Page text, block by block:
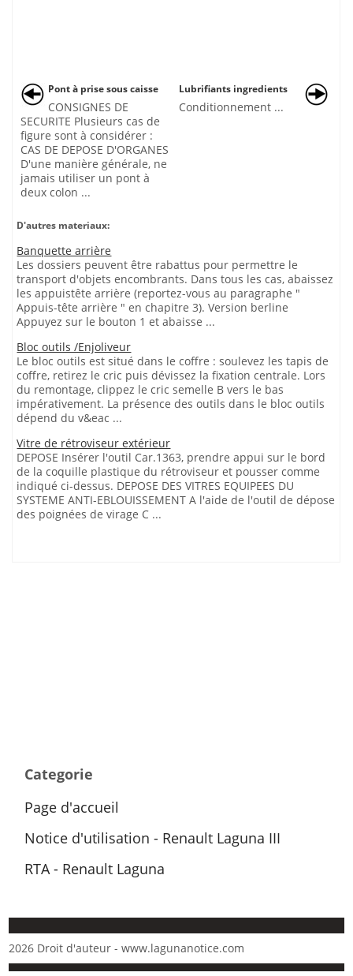
Pont à prise sous caisse
CONSIGNES DE
SECURITE Plusieurs cas de
figure sont à considérer :
CAS DE DEPOSE D'ORGANES
D'une manière générale, ne
jamais utiliser un pont à
deux colon ...
Lubrifiants ingredients
Conditionnement ...
D'autres materiaux:
Banquette arrière
Les dossiers peuvent être rabattus pour permettre le
transport d'objets encombrants. Dans tous les cas, abaissez
les appuistête arrière (reportez-vous au paragraphe "
Appuis-tête arrière " en chapitre 3). Version berline
Appuyez sur le bouton 1 et abaisse ...
Bloc outils /Enjoliveur
Le bloc outils est situé dans le coffre : soulevez les tapis de
coffre, retirez le cric puis dévissez la fixation centrale. Lors
du remontage, clippez le cric semelle B vers le bas
impérativement. La présence des outils dans le bloc outils
dépend du v&eac ...
Vitre de rétroviseur extérieur
DEPOSE Insérer l'outil Car.1363, prendre appui sur le bord
de la coquille plastique du rétroviseur et pousser comme
indiqué ci-dessus. DEPOSE DES VITRES EQUIPEES DU
SYSTEME ANTI-EBLOUISSEMENT A l'aide de l'outil de dépose
des poignées de virage C ...
Categorie
Page d'accueil
Notice d'utilisation - Renault Laguna III
RTA - Renault Laguna
2026 Droit d'auteur - www.lagunanotice.com